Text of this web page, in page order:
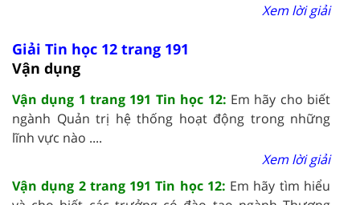
Xem lời giải
Giải Tin học 12 trang 191
Vận dụng
Vận dụng 1 trang 191 Tin học 12: Em hãy cho biết
ngành Quản trị hệ thống hoạt động trong những
lĩnh vực nào ....
Xem lời giải
Vận dụng 2 trang 191 Tin học 12: Em hãy tìm hiểu